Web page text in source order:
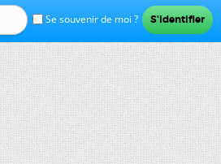
Se souvenir de moi ?